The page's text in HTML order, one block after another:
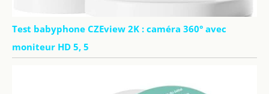
Test babyphone CZEview 2K : caméra 360° avec
moniteur HD 5, 5